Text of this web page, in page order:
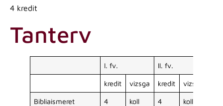
4 kredit
Tanterv
I. fv. II. fv.
kredit vizsga kredit vizsga
Bibliaismeret 4 koll 4 koll